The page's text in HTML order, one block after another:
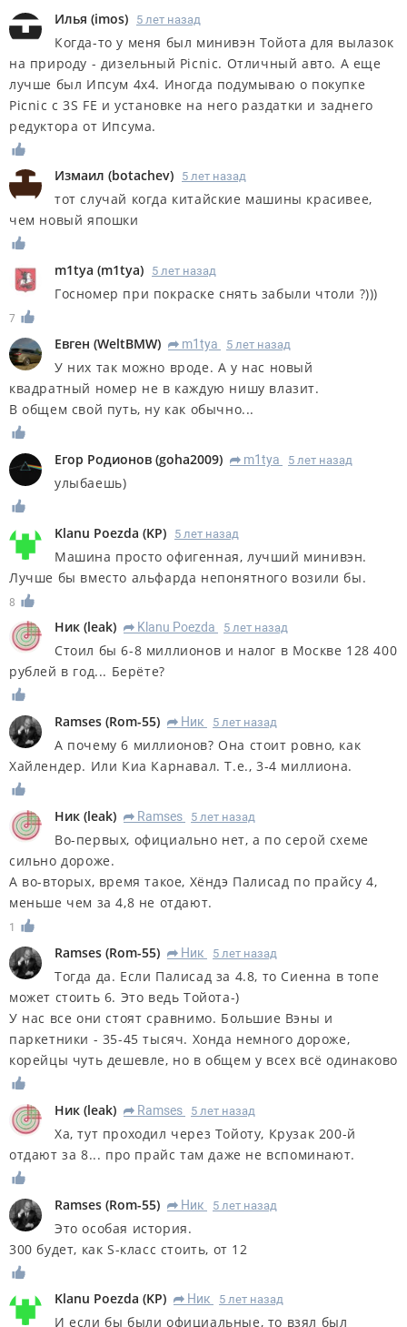
Илья (imos) 5 лет назад
Когда-то у меня был минивэн Тойота для вылазок
на природу - дизельный Picnic. Отличный авто. А еще
лучше был Ипсум 4х4. Иногда подумываю о покупке
Picnic с 3S FE и установке на него раздатки и заднего
редуктора от Ипсума.
Измаил (botachev) 5 лет назад
тот случай когда китайские машины красивее,
чем новый япошки
m1tya (m1tya) 5 лет назад
Госномер при покраске снять забыли чтоли ?)))
7
Евген (WeltBMW) R m1tya 5 лет назад
У них так можно вроде. А у нас новый
квадратный номер не в каждую нишу влазит.
В общем свой путь, ну как обычно...
Егор Родионов (goha2009) R m1tya 5 лет назад
улыбаешь)
Klanu Poezda (KP) 5 лет назад
Машина просто офигенная, лучший минивэн.
Лучше бы вместо альфарда непонятного возили бы.
8
Ник (leak) R Klanu Poezda 5 лет назад
Стоил бы 6-8 миллионов и налог в Москве 128 400
рублей в год... Берёте?
Ramses (Rom-55) R Ник 5 лет назад
А почему 6 миллионов? Она стоит ровно, как
Хайлендер. Или Киа Карнавал. Т.е., 3-4 миллиона.
Ник (leak) R Ramses 5 лет назад
Во-первых, официально нет, а по серой схеме
сильно дороже.
А во-вторых, время такое, Хёндэ Палисад по прайсу 4,
меньше чем за 4,8 не отдают.
1
Ramses (Rom-55) R Ник 5 лет назад
Тогда да. Если Палисад за 4.8, то Сиенна в топе
может стоить 6. Это ведь Тойота-)
У нас все они стоят сравнимо. Большие Вэны и
паркетники - 35-45 тысяч. Хонда немного дороже,
корейцы чуть дешевле, но в общем у всех всё одинаково
Ник (leak) R Ramses 5 лет назад
Ха, тут проходил через Тойоту, Крузак 200-й
отдают за 8... про прайс там даже не вспоминают.
Ramses (Rom-55) R Ник 5 лет назад
Это особая история.
300 будет, как S-класс стоить, от 12
Klanu Poezda (KP) R Ник 5 лет назад
И если бы были официальные, то взял был